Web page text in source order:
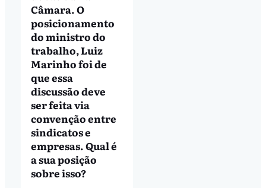
Câmara. O
posicionamento
do ministro do
trabalho, Luiz
Marinho foi de
que essa
discussão deve
ser feita via
convenção entre
sindicatos e
empresas. Qual é
a sua posição
sobre isso?